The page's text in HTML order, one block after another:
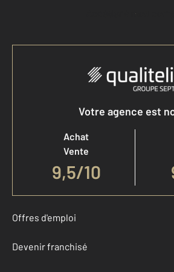
Accéder à mon
Votre agence est
Achat
Vente
9,5/10
Offres d'emploi
Devenir franchisé